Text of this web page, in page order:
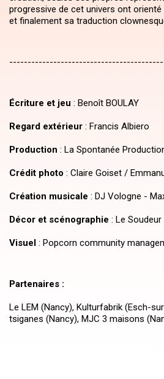
progressive de cet univers ont
et finalement sa traduction
Écriture et jeu : Benoît BOULAY
Regard extérieur : Francis Albiero
Production : La Spontanée
Crédit photo : Claire Goiset /
Création musicale : DJ Vologne -
Décor et scénographie : Le
Visuel : Popcorn community
Partenaires :
Le LEM (Nancy), Kulturfabrik (Esch-
tsiganes (Nancy), MJC 3 maisons